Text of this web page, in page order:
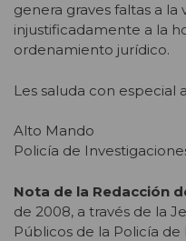
genera graves faltas a la
injustificadamente a la
ordenamiento jurídico.
Les saluda con especial
Alto Mando
Policía de
Nota de la Redacción
de 2008, a través de la
Públicos de la Policía de